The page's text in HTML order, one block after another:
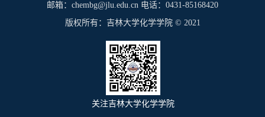
邮箱：chembg@jlu.edu.cn 电话：0431-85168420
版权所有：吉林大学化学学院 © 2021
关注吉林大学化学学院